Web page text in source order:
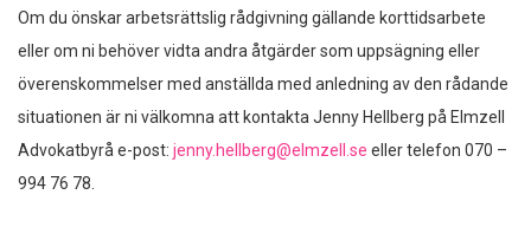
Om du önskar arbetsrättslig rådgivning gällande korttidsarbete
eller om ni behöver vidta andra åtgärder som uppsägning eller
överenskommelser med anställda med anledning av den rådande
situationen är ni välkomna att kontakta Jenny Hellberg på Elmzell
Advokatbyrå e-post: jenny.hellberg@elmzell.se eller telefon 070 –
994 76 78.